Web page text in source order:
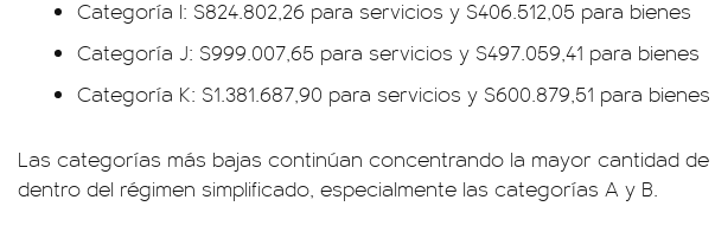
Categoría I: $824.802,26 para servicios y $406.512,05 para bienes
Categoría J: $999.007,65 para servicios y $497.059,41 para bienes
Categoría K: $1.381.687,90 para servicios y $600.879,51 para bienes
Las categorías más bajas continúan concentrando la mayor cantidad
dentro del régimen simplificado, especialmente las categorías A y B.